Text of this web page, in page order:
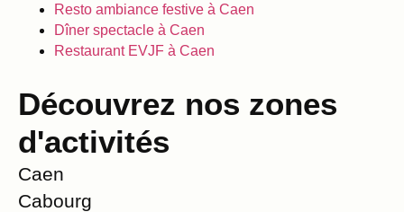
Resto ambiance festive à Caen
Dîner spectacle à Caen
Restaurant EVJF à Caen
Découvrez nos zones
d'activités
Caen
Cabourg